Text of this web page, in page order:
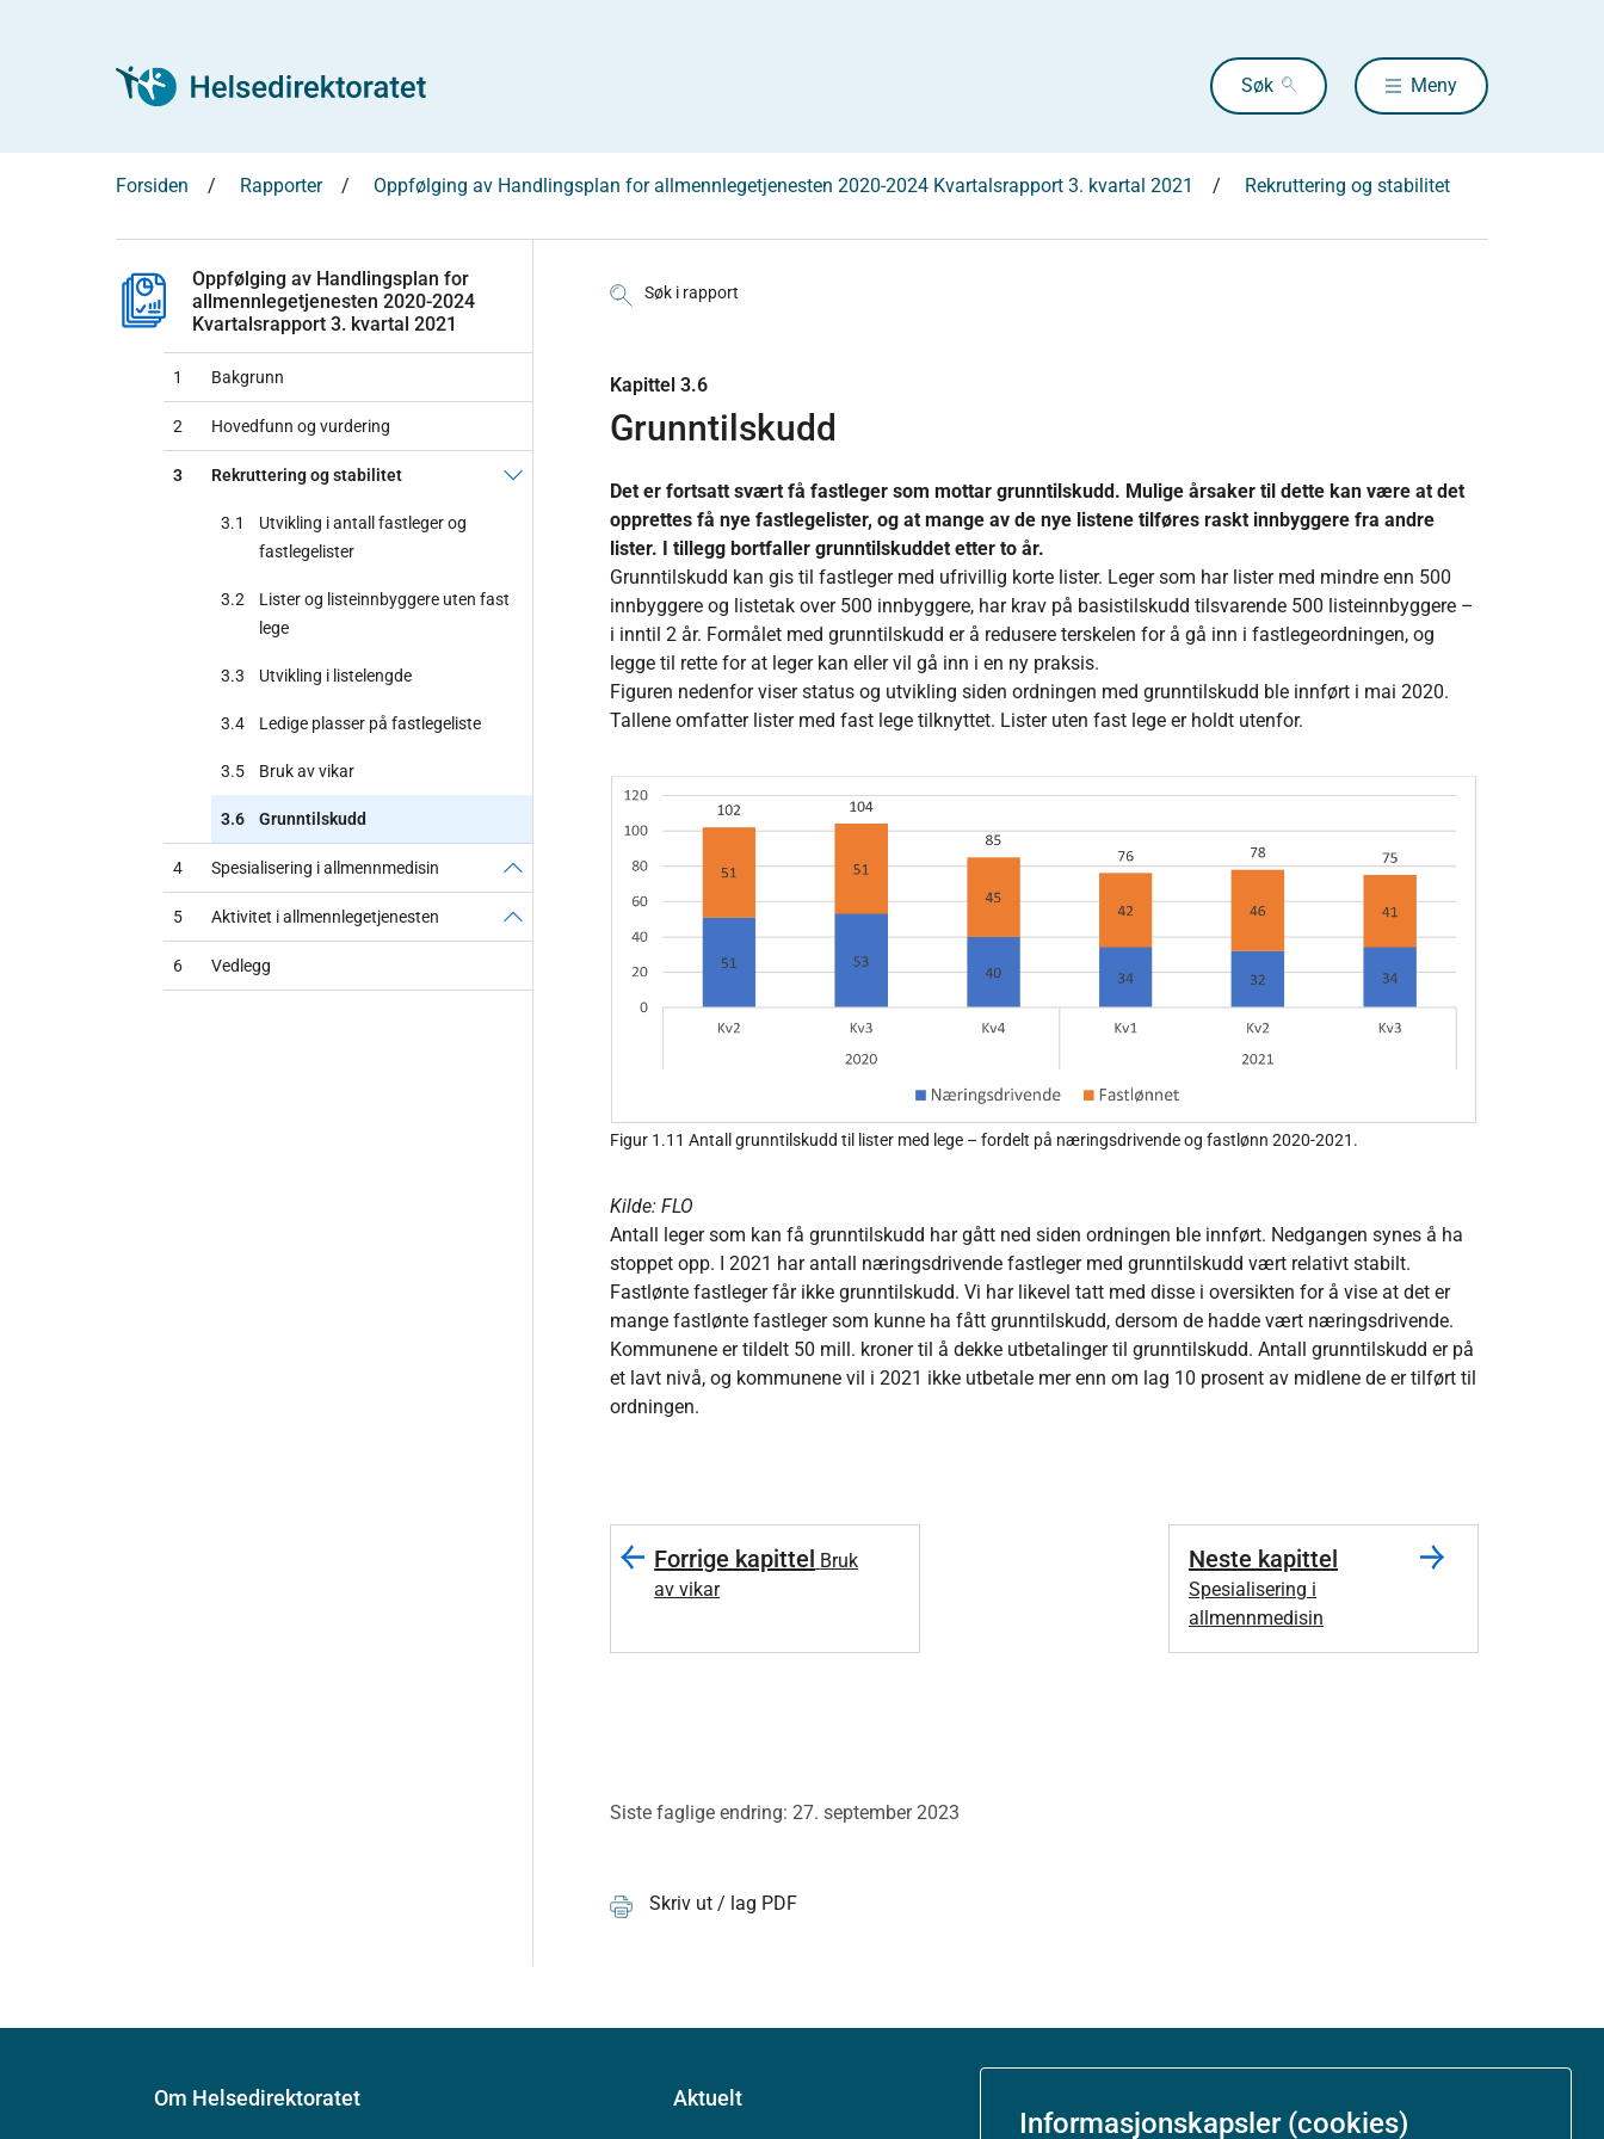
Informasjonskapsler (cookies)
Søk Meny
Forsiden Rapporter Oppfølging av Handlingsplan for allmennlegetjenesten 2020-2024 Kvartalsrapport 3. kvartal 2021 Rekruttering og stabilitet
Oppfølging av Handlingsplan for
allmennlegetjenesten 2020-2024
Kvartalsrapport 3. kvartal 2021
1 Bakgrunn
2 Hovedfunn og vurdering
3 Rekruttering og stabilitet
3.1
Utvikling i antall fastleger og
fastlegelister
3.2
Lister og listeinnbyggere uten fast
lege
3.3 Utvikling i listelengde
3.4 Ledige plasser på fastlegeliste
3.5 Bruk av vikar
3.6 Grunntilskudd
4 Spesialisering i allmennmedisin
5 Aktivitet i allmennlegetjenesten
6 Vedlegg
Søk i rapport
Kapittel 3.6
Grunntilskudd
Det er fortsatt svært få fastleger som mottar grunntilskudd. Mulige årsaker til dette kan være at det
opprettes få nye fastlegelister, og at mange av de nye listene tilføres raskt innbyggere fra andre
lister. I tillegg bortfaller grunntilskuddet etter to år.
Grunntilskudd kan gis til fastleger med ufrivillig korte lister. Leger som har lister med mindre enn 500
innbyggere og listetak over 500 innbyggere, har krav på basistilskudd tilsvarende 500 listeinnbyggere –
i inntil 2 år. Formålet med grunntilskudd er å redusere terskelen for å gå inn i fastlegeordningen, og
legge til rette for at leger kan eller vil gå inn i en ny praksis.
Figuren nedenfor viser status og utvikling siden ordningen med grunntilskudd ble innført i mai 2020.
Tallene omfatter lister med fast lege tilknyttet. Lister uten fast lege er holdt utenfor.
Figur 1.11 Antall grunntilskudd til lister med lege – fordelt på næringsdrivende og fastlønn 2020-2021.
Kilde: FLO
Antall leger som kan få grunntilskudd har gått ned siden ordningen ble innført. Nedgangen synes å ha
stoppet opp. I 2021 har antall næringsdrivende fastleger med grunntilskudd vært relativt stabilt.
Fastlønte fastleger får ikke grunntilskudd. Vi har likevel tatt med disse i oversikten for å vise at det er
mange fastlønte fastleger som kunne ha fått grunntilskudd, dersom de hadde vært næringsdrivende.
Kommunene er tildelt 50 mill. kroner til å dekke utbetalinger til grunntilskudd. Antall grunntilskudd er på
et lavt nivå, og kommunene vil i 2021 ikke utbetale mer enn om lag 10 prosent av midlene de er tilført til
ordningen.
Forrige kapittel Bruk
av vikar
Neste kapittel
Spesialisering i
allmennmedisin
Siste faglige endring: 27. september 2023
Skriv ut / lag PDF
Om Helsedirektoratet Aktuelt